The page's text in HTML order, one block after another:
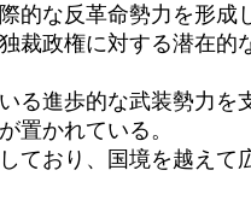
な反革命勢力を形成
政権に対する潜在的
進歩的な武装勢力を
置かれている。
おり、国境を越えて